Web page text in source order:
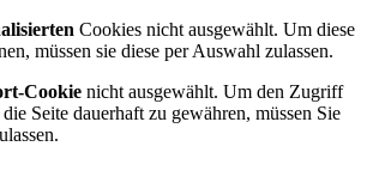
Cookies nicht ausgewählt. Um diese
müssen sie diese per Auswahl zulassen.
Cookie nicht ausgewählt. Um den Zugriff
Seite dauerhaft zu gewähren, müssen Sie